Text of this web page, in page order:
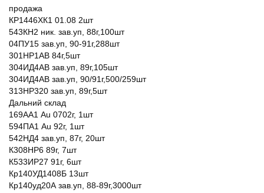
продажа
КР1446ХК1 01.08 2шт
543КН2 ник. зав.уп, 88г,100шт
04ПУ15 зав.уп, 90-91г,288шт
301НР1АВ 84г,5шт
304ИД4АВ зав.уп, 89г,105шт
304ИД4АВ зав.уп, 90/91г,500/259шт
313НР320 зав.уп, 89г,5шт
Дальний склад
169АА1 Au 0702г, 1шт
594ПА1 Au 92г, 1шт
542НД4 зав.уп, 87г, 20шт
К308НР6 89г, 7шт
К533ИР27 91г, 6шт
Кр140УД1408Б 13шт
Кр140уд20А зав.уп, 88-89г,3000шт